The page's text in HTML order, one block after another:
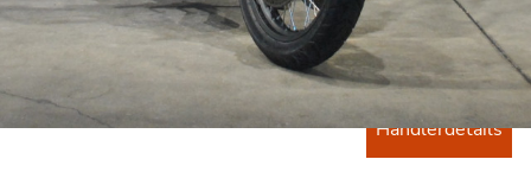
499
9015 St. Gallen
Neufahrzeug
Angebote
Zu den
Händlerdetails